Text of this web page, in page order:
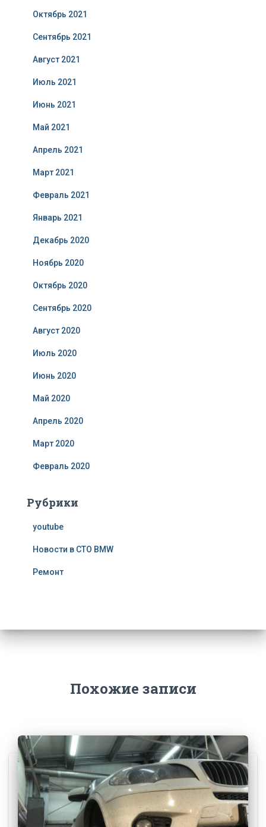
Октябрь 2021
Сентябрь 2021
Август 2021
Июль 2021
Июнь 2021
Май 2021
Апрель 2021
Март 2021
Февраль 2021
Январь 2021
Декабрь 2020
Ноябрь 2020
Октябрь 2020
Сентябрь 2020
Август 2020
Июль 2020
Июнь 2020
Май 2020
Апрель 2020
Март 2020
Февраль 2020
Рубрики
youtube
Новости в СТО BMW
Ремонт
Похожие записи